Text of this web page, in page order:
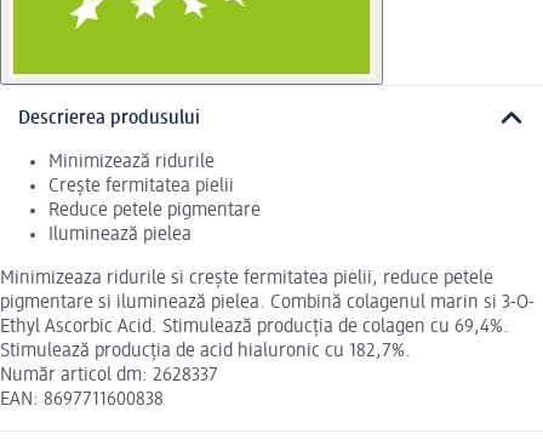
Descrierea produsului
Minimizează ridurile
Crește fermitatea pielii
Reduce petele pigmentare
Iluminează pielea
Minimizeaza ridurile si crește fermitatea pielii, reduce petele
pigmentare si iluminează pielea. Combină colagenul marin si 3-O-
Ethyl Ascorbic Acid. Stimulează producția de colagen cu 69,4%.
Stimulează producția de acid hialuronic cu 182,7%.
Număr articol dm: 2628337
EAN: 8697711600838